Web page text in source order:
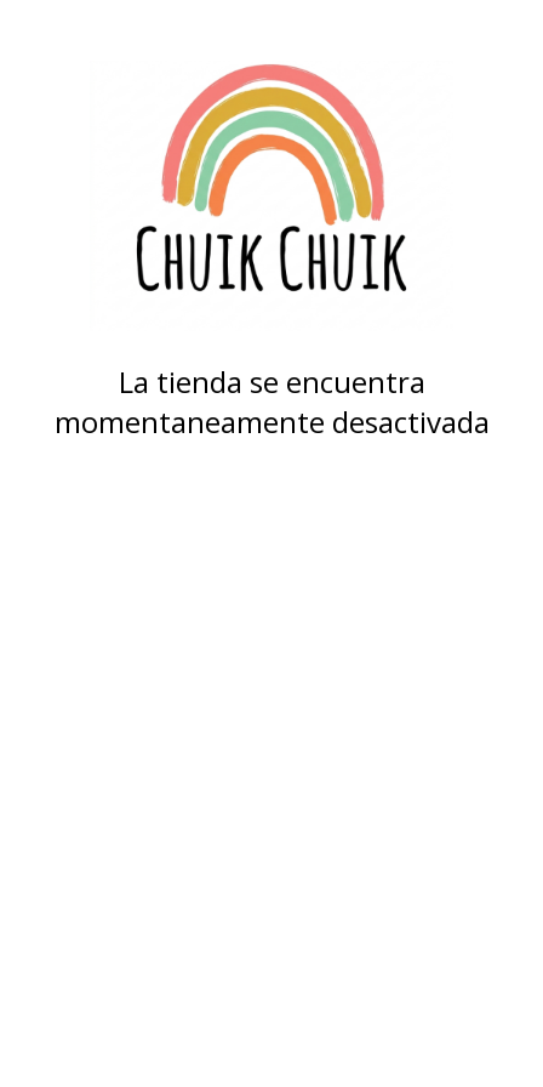
La tienda se encuentra
momentaneamente desactivada